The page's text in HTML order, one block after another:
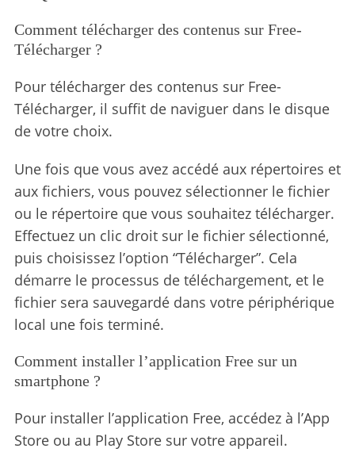
Comment télécharger des contenus sur Free-
Télécharger ?
Pour télécharger des contenus sur Free-
Télécharger, il suffit de naviguer dans le disque
de votre choix.
Une fois que vous avez accédé aux répertoires et
aux fichiers, vous pouvez sélectionner le fichier
ou le répertoire que vous souhaitez télécharger.
Effectuez un clic droit sur le fichier sélectionné,
puis choisissez l’option “Télécharger”. Cela
démarre le processus de téléchargement, et le
fichier sera sauvegardé dans votre périphérique
local une fois terminé.
Comment installer l’application Free sur un
smartphone ?
Pour installer l’application Free, accédez à l’App
Store ou au Play Store sur votre appareil.